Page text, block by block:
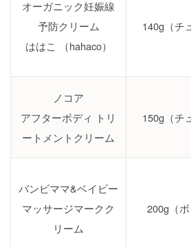
オーガニック妊娠線
予防クリーム
ははこ （hahaco）
140g（チ
ノコア
アフターボディ トリ
ートメントクリーム
150g（チ
バンビママ&ベイビー
マッサージマークク
リーム
200g（ボ